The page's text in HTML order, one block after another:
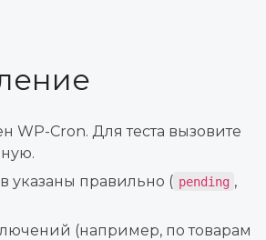
WP-Cron. Для теста вызовите
указаны правильно ( pending ,
(например, по товарам